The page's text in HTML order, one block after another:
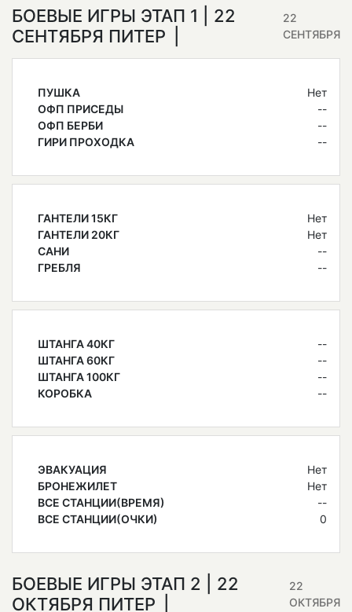
БОЕВЫЕ ИГРЫ ЭТАП 1 | 22
СЕНТЯБРЯ ПИТЕР
22
СЕНТЯБРЯ
ПУШКА
Нет
ОФП ПРИСЕДЫ
--
ОФП БЕРБИ
--
ГИРИ ПРОХОДКА
--
ГАНТЕЛИ 15КГ
Нет
ГАНТЕЛИ 20КГ
Нет
САНИ
--
ГРЕБЛЯ
--
ШТАНГА 40КГ
--
ШТАНГА 60КГ
--
ШТАНГА 100КГ
--
КОРОБКА
--
ЭВАКУАЦИЯ
Нет
БРОНЕЖИЛЕТ
Нет
ВСЕ СТАНЦИИ(ВРЕМЯ)
--
ВСЕ СТАНЦИИ(ОЧКИ)
0
БОЕВЫЕ ИГРЫ ЭТАП 2 | 22
ОКТЯБРЯ ПИТЕР
22
ОКТЯБРЯ